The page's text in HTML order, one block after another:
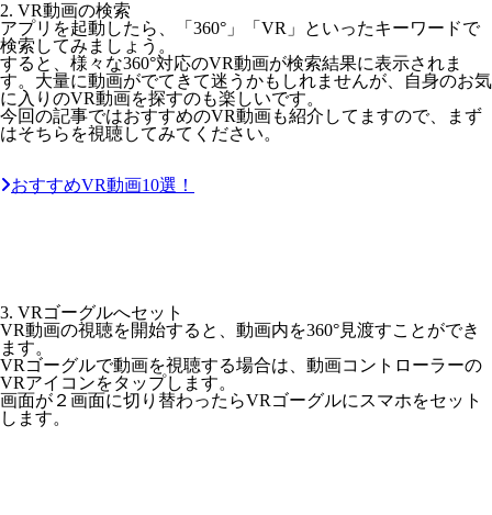
2. VR動画の検索
アプリを起動したら、「360°」「VR」といったキーワードで
検索してみましょう。
すると、様々な360°対応のVR動画が検索結果に表示されま
す。大量に動画がでてきて迷うかもしれませんが、自身のお気
に入りのVR動画を探すのも楽しいです。
今回の記事ではおすすめのVR動画も紹介してますので、まず
はそちらを視聴してみてください。
おすすめVR動画10選！
3. VRゴーグルへセット
VR動画の視聴を開始すると、動画内を360°見渡すことができ
ます。
VRゴーグルで動画を視聴する場合は、動画コントローラーの
VRアイコンをタップします。
画面が２画面に切り替わったらVRゴーグルにスマホをセット
します。